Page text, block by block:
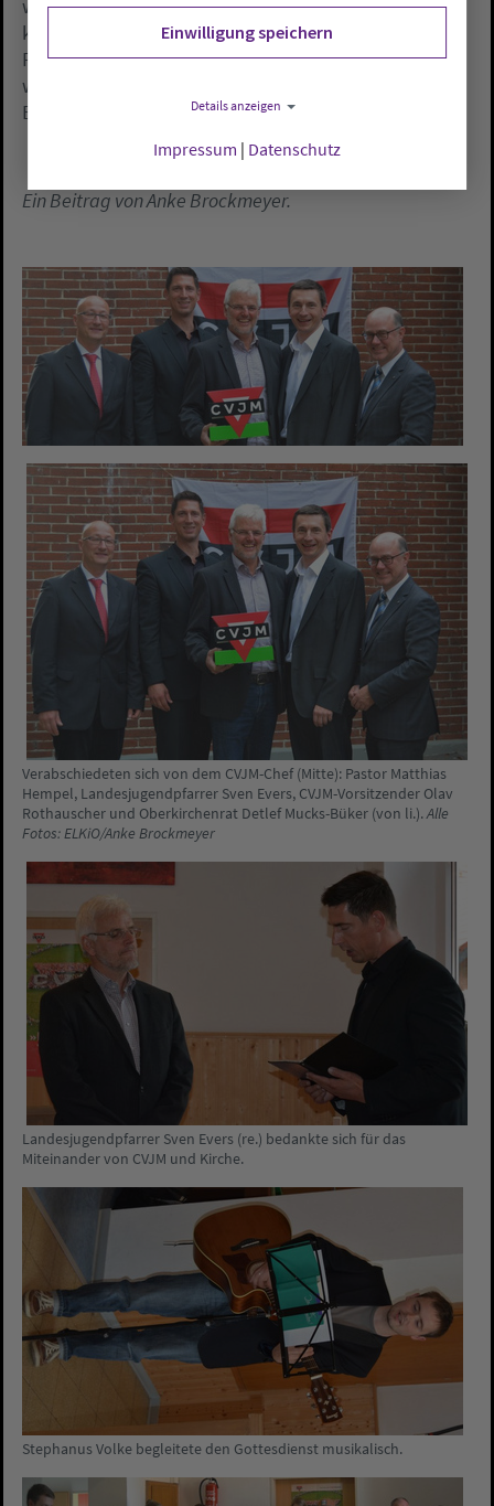
wird sich langsam auf den Ruhestand vorbereiten
können: Bis zum Start seines Nachfolgers
Friedemann Hönsch Anfang des kommenden Jahres
wird er noch manchmal an seinem Schreibtisch im
Büro sitzen.
Ein Beitrag von Anke Brockmeyer.
Verabschiedeten sich von dem CVJM-Chef (Mitte): Pastor Matthias
Hempel, Landesjugendpfarrer Sven Evers, CVJM-Vorsitzender Olav
Rothauscher und Oberkirchenrat Detlef Mucks-Büker (von li.).Alle
Fotos: ELKiO/Anke Brockmeyer
Landesjugendpfarrer Sven Evers (re.) bedankte sich für das
Miteinander von CVJM und Kirche.
Stephanus Volke begleitete den Gottesdienst musikalisch.
Einwilligung speichern
Details anzeigen
Impressum | Datenschutz